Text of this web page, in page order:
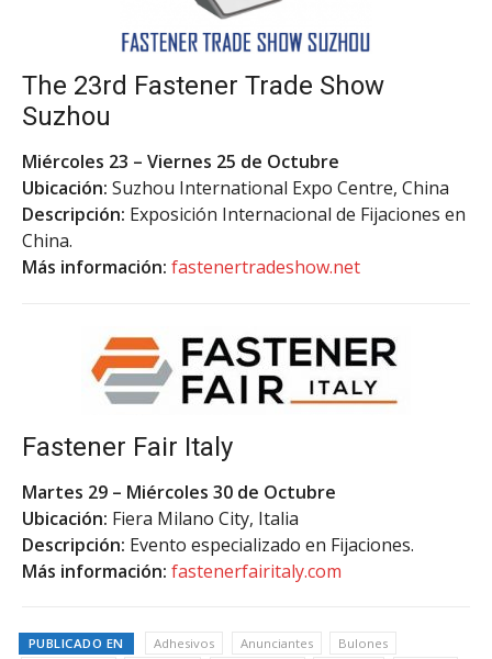
The 23rd Fastener Trade Show
Suzhou
Miércoles 23 – Viernes 25 de Octubre
Ubicación: Suzhou International Expo Centre, China
Descripción: Exposición Internacional de Fijaciones en
China.
Más información: fastenertradeshow.net
Fastener Fair Italy
Martes 29 – Miércoles 30 de Octubre
Ubicación: Fiera Milano City, Italia
Descripción: Evento especializado en Fijaciones.
Más información: fastenerfairitaly.com
PUBLICADO EN Adhesivos Anunciantes
Bulones